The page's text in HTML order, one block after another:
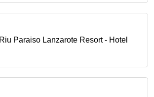
Paraiso Lanzarote Resort - Hotel